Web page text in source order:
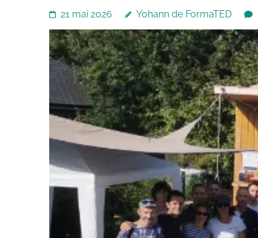
21 mai 2026 Yohann de FormaTED